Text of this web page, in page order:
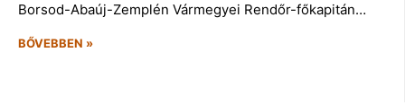
Borsod-Abaúj-Zemplén Vármegyei Rendőr-főkapitán…
BŐVEBBEN »